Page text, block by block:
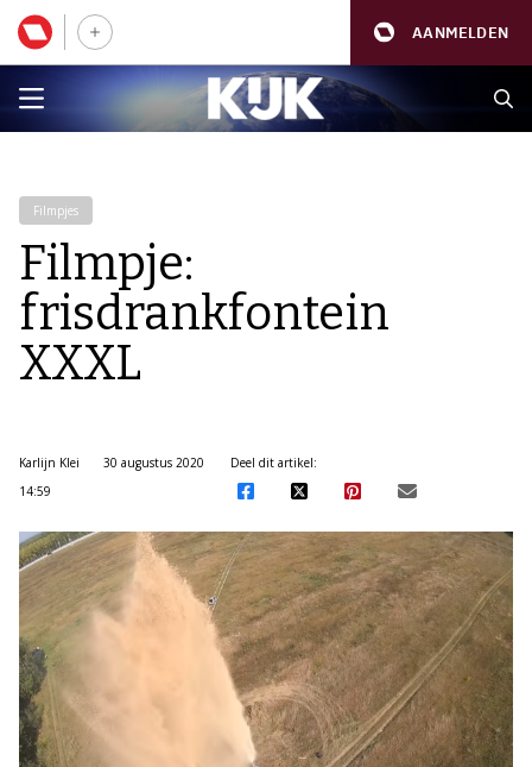
AANMELDEN
Filmpjes
Filmpje:
frisdrankfontein
XXXL
Karlijn Klei
30 augustus 2020
14:59
Deel dit artikel: